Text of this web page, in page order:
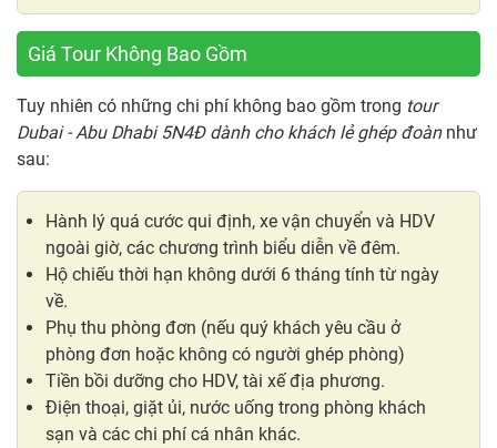
Giá Tour Không Bao Gồm
Tuy nhiên có những chi phí không bao gồm trong tour
Dubai - Abu Dhabi 5N4Đ dành cho khách lẻ ghép đoànnhư
sau:
Hành lý quá cước qui định, xe vận chuyển và HDV
ngoài giờ, các chương trình biểu diễn về đêm.
Hộ chiếu thời hạn không dưới 6 tháng tính từ ngày
về.
Phụ thu phòng đơn (nếu quý khách yêu cầu ở
phòng đơn hoặc không có người ghép phòng)
Tiền bồi dưỡng cho HDV, tài xế địa phương.
Điện thoại, giặt ủi, nước uống trong phòng khách
sạn và các chi phí cá nhân khác.